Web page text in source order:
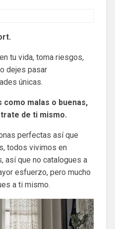
tu vida, toma riesgos,
dejes pasar
únicas.
como malas o buenas,
de ti mismo.
perfectas así que
todos vivimos en
así que no catalogues a
esfuerzo, pero mucho
a ti mismo.